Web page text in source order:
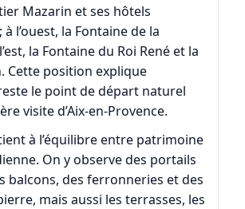
Mazarin et ses hôtels
l’ouest, la Fontaine de la
la Fontaine du Roi René et la
Cette position explique
le point de départ naturel
visite d’Aix-en-Provence.
à l’équilibre entre patrimoine
On y observe des portails
balcons, des ferronneries et des
mais aussi les terrasses, les